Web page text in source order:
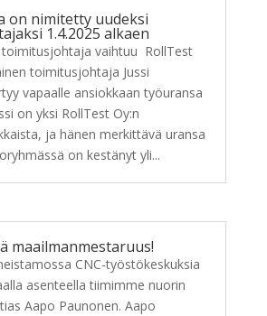
on nimitetty uudeksi
1.4.2025 alkaen
toimitusjohtaja vaihtuu RollTest
toimitusjohtaja Jussi
vapaalle ansiokkaan työuransa
on yksi RollTest Oy:n
ja hänen merkittävä uransa
on kestänyt yli...
maailmanmestaruus!
CNC-työstökeskuksia
asenteella tiimimme nuorin
Aapo Paunonen. Aapo